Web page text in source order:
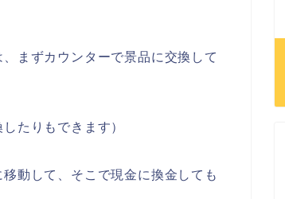
まずカウンターで景品に交換して
たりもできます）
動して、そこで現金に換金しても